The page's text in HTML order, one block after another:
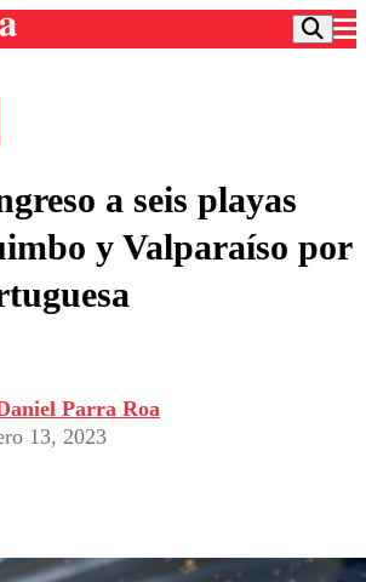
TV
Colo
Chilena
Internacional
a seis playas
y Valparaíso por
Parra Roa
13, 2023